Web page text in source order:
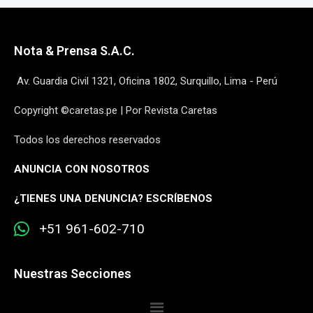
Nota & Prensa S.A.C.
Av. Guardia Civil 1321, Oficina 1802, Surquillo, Lima - Perú
Copyright ©caretas.pe | Por Revista Caretas
Todos los derechos reservados
ANUNCIA CON NOSOTROS
¿TIENES UNA DENUNCIA? ESCRÍBENOS
+51 961-602-710
Nuestras Secciones